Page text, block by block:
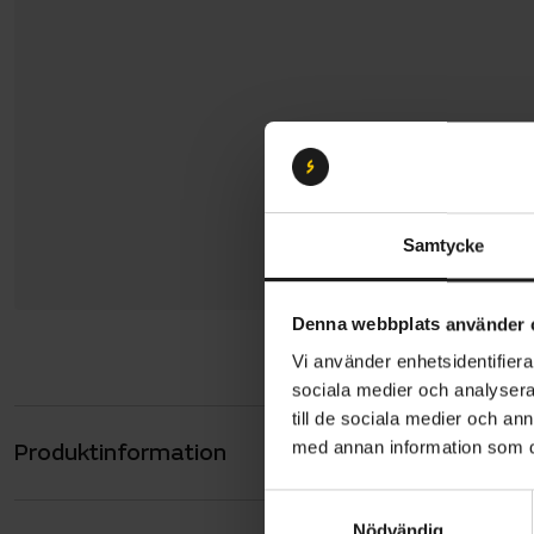
Samtycke
Denna webbplats använder
Vi använder
sociala medier och
till de sociala medier och
med annan information som
Produktinformation
Vikt: cirka